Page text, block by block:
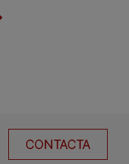
CONTACTA